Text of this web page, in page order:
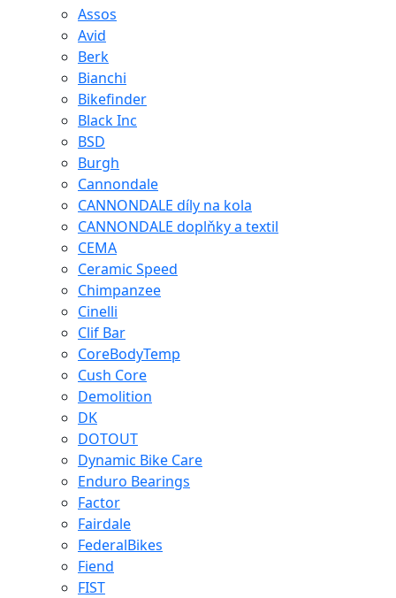
Assos
Avid
Berk
Bianchi
Bikefinder
Black Inc
BSD
Burgh
Cannondale
CANNONDALE díly na kola
CANNONDALE doplňky a textil
CEMA
Ceramic Speed
Chimpanzee
Cinelli
Clif Bar
CoreBodyTemp
Cush Core
Demolition
DK
DOTOUT
Dynamic Bike Care
Enduro Bearings
Factor
Fairdale
FederalBikes
Fiend
FIST